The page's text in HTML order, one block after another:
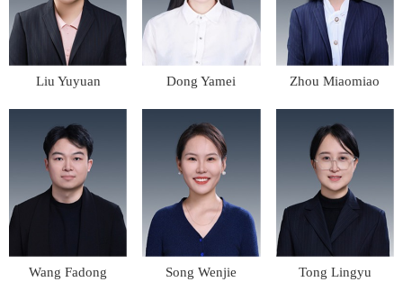
Liu Yuyuan Dong Yamei Zhou Miaomiao
Wang Fadong Song Wenjie Tong Lingyu